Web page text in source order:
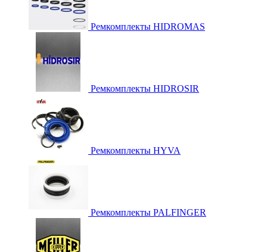
Ремкомплекты HIDROMAS
Ремкомплекты HIDROSIR
Ремкомплекты HYVA
Ремкомплекты PALFINGER